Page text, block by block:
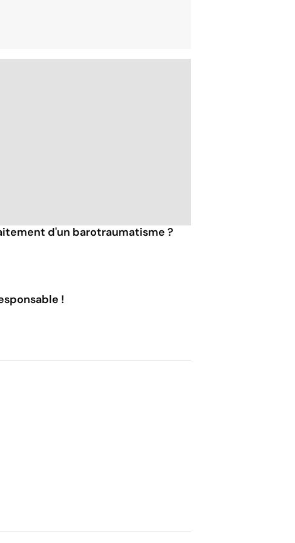
d'un barotraumatisme ?
!